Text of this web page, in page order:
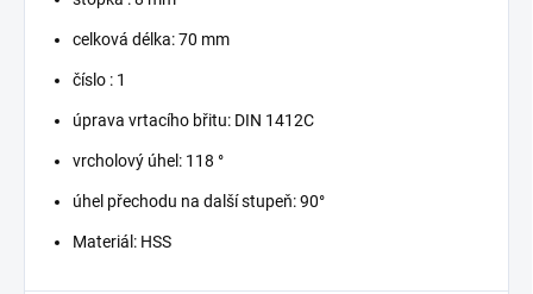
celková délka: 70 mm
číslo : 1
úprava vrtacího břitu: DIN 1412C
vrcholový úhel: 118 °
úhel přechodu na další stupeň: 90°
Materiál: HSS